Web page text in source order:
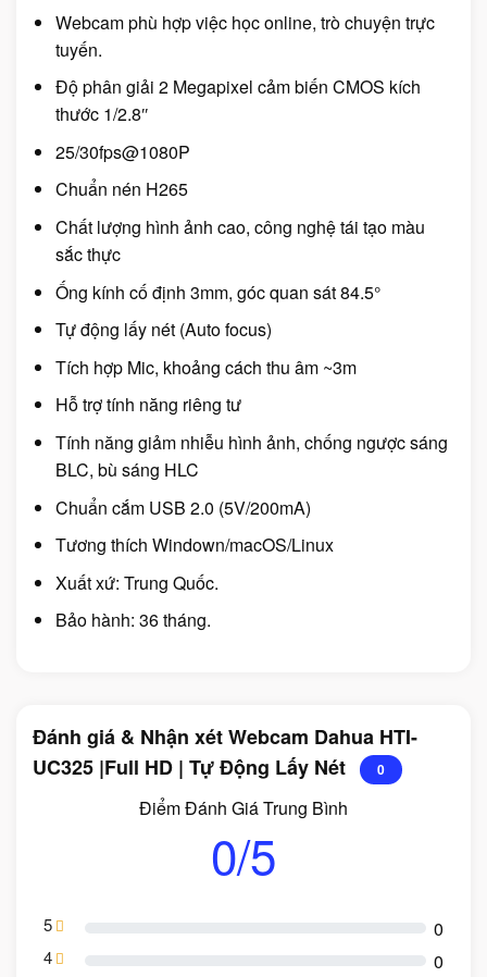
Webcam phù hợp việc học online, trò chuyện trực
tuyến.
Độ phân giải 2 Megapixel cảm biến CMOS kích
thước 1/2.8″
25/30fps@1080P
Chuẩn nén H265
Chất lượng hình ảnh cao, công nghệ tái tạo màu
sắc thực
Ống kính cố định 3mm, góc quan sát 84.5°
Tự động lấy nét (Auto focus)
Tích hợp Mic, khoảng cách thu âm ~3m
Hỗ trợ tính năng riêng tư
Tính năng giảm nhiễu hình ảnh, chống ngược sáng
BLC, bù sáng HLC
Chuẩn cắm USB 2.0 (5V/200mA)
Tương thích Windown/macOS/Linux
Xuất xứ: Trung Quốc.
Bảo hành: 36 tháng.
Đánh giá & Nhận xét Webcam Dahua HTI-
UC325 |Full HD | Tự Động Lấy Nét
0
Điểm Đánh Giá Trung Bình
0/5
5 0
4 0